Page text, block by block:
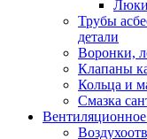
Трубы
детали
Воронки,
Клапаны
Кольца и
Смазка